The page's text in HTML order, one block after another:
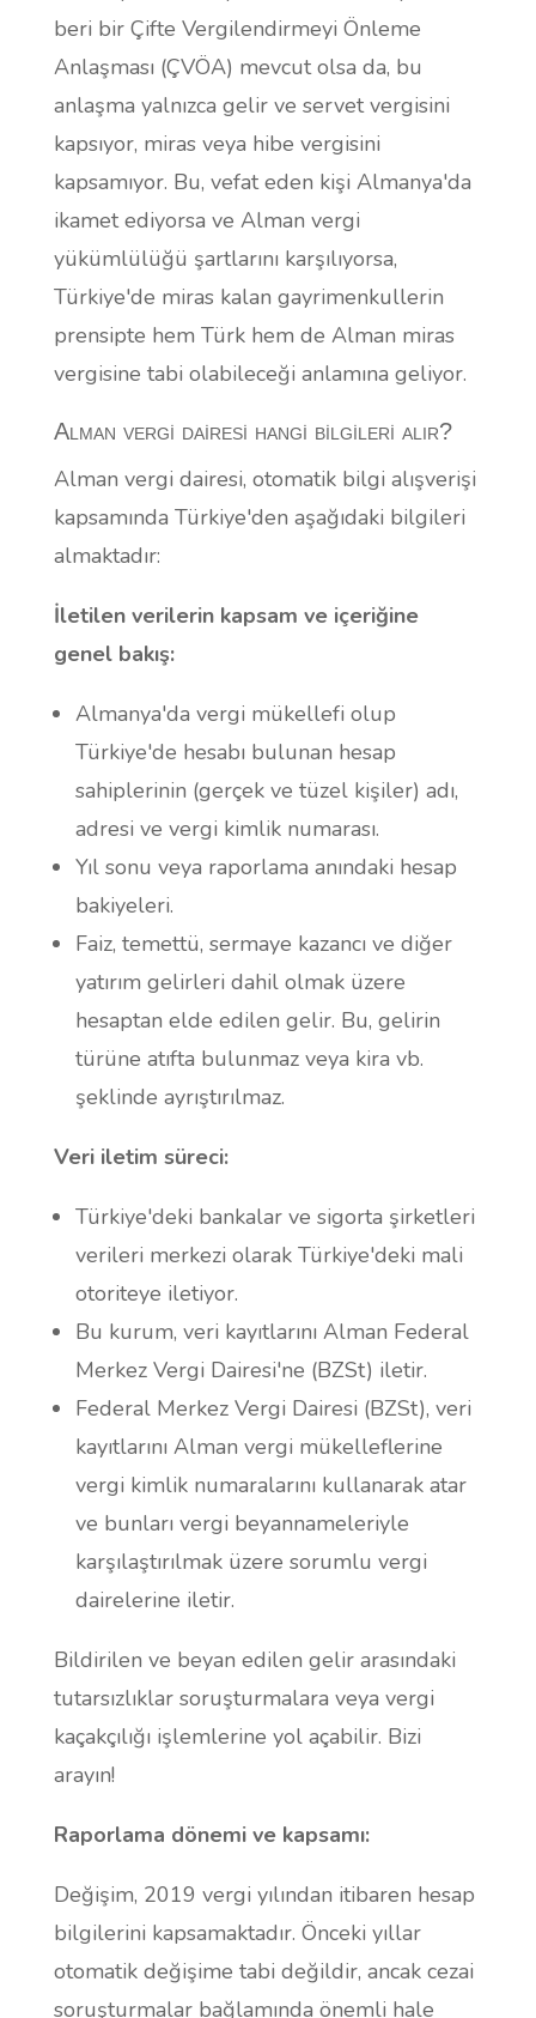
beri bir Çifte Vergilendirmeyi Önleme
Anlaşması (ÇVÖA) mevcut olsa da, bu
anlaşma yalnızca gelir ve servet vergisini
kapsıyor, miras veya hibe vergisini
kapsamıyor. Bu, vefat eden kişi Almanya'da
ikamet ediyorsa ve Alman vergi
yükümlülüğü şartlarını karşılıyorsa,
Türkiye'de miras kalan gayrimenkullerin
prensipte hem Türk hem de Alman miras
vergisine tabi olabileceği anlamına geliyor.
Alman vergi dairesi hangi bilgileri alır?
Alman vergi dairesi, otomatik bilgi alışverişi
kapsamında Türkiye'den aşağıdaki bilgileri
almaktadır:
İletilen verilerin kapsam ve içeriğine
genel bakış:
Almanya'da vergi mükellefi olup
Türkiye'de hesabı bulunan hesap
sahiplerinin (gerçek ve tüzel kişiler) adı,
adresi ve vergi kimlik numarası.
Yıl sonu veya raporlama anındaki hesap
bakiyeleri.
Faiz, temettü, sermaye kazancı ve diğer
yatırım gelirleri dahil olmak üzere
hesaptan elde edilen gelir. Bu, gelirin
türüne atıfta bulunmaz veya kira vb.
şeklinde ayrıştırılmaz.
Veri iletim süreci:
Türkiye'deki bankalar ve sigorta şirketleri
verileri merkezi olarak Türkiye'deki mali
otoriteye iletiyor.
Bu kurum, veri kayıtlarını Alman Federal
Merkez Vergi Dairesi'ne (BZSt) iletir.
Federal Merkez Vergi Dairesi (BZSt), veri
kayıtlarını Alman vergi mükelleflerine
vergi kimlik numaralarını kullanarak atar
ve bunları vergi beyannameleriyle
karşılaştırılmak üzere sorumlu vergi
dairelerine iletir.
Bildirilen ve beyan edilen gelir arasındaki
tutarsızlıklar soruşturmalara veya vergi
kaçakçılığı işlemlerine yol açabilir. Bizi
arayın!
Raporlama dönemi ve kapsamı:
Değişim, 2019 vergi yılından itibaren hesap
bilgilerini kapsamaktadır. Önceki yıllar
otomatik değişime tabi değildir, ancak cezai
soruşturmalar bağlamında önemli hale